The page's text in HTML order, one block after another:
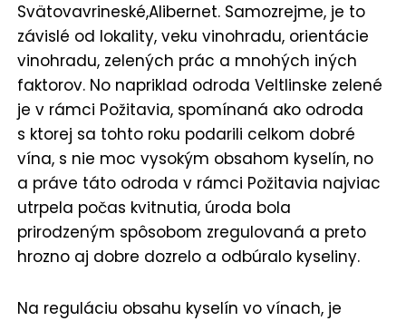
Svätovavrineské,Alibernet. Samozrejme, je to
závislé od lokality, veku vinohradu, orientácie
vinohradu, zelených prác a mnohých iných
faktorov. No napriklad odroda Veltlinske zelené
je v rámci Požitavia, spomínaná ako odroda
s ktorej sa tohto roku podarili celkom dobré
vína, s nie moc vysokým obsahom kyselín, no
a práve táto odroda v rámci Požitavia najviac
utrpela počas kvitnutia, úroda bola
prirodzeným spôsobom zregulovaná a preto
hrozno aj dobre dozrelo a odbúralo kyseliny.
Na reguláciu obsahu kyselín vo vínach, je